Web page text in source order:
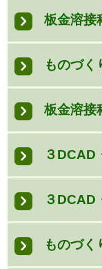
板金溶接
ものづ
板金溶接
３
３
ものづく